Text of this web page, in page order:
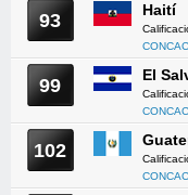
93 Haití
99 El
102